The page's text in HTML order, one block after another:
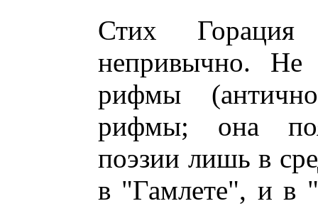
Стих Горация
непривычно.
рифмы
рифмы; она
поэзии лишь в
в "Гамлете", и в